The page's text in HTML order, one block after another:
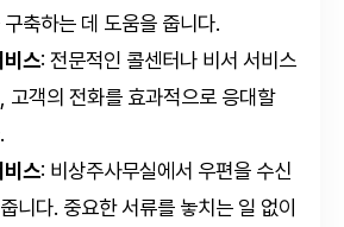
축하는 데 도움을 줍니다.
비스: 전문적인 콜센터나 비서 서비스
고객의 전화를 효과적으로 응대할
비스: 비상주사무실에서 우편을 수신
니다. 중요한 서류를 놓치는 일 없이